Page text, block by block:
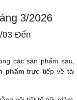
3/2026
03 Đến
các sản phẩm sau,
phẩm trực tiếp về tài